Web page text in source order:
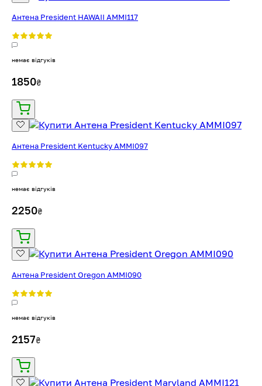
Антена President HAWAII AMMI117
немає відгуків
1850₴
Антена President Kentucky AMMI097
немає відгуків
2250₴
Антена President Oregon AMMI090
немає відгуків
2157₴